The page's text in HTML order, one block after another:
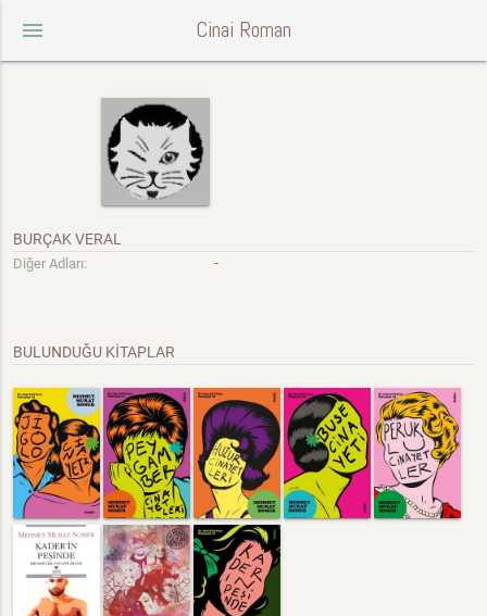
menu Cinai Roman
BURÇAK VERAL
Diğer Adları: -
BULUNDUĞU KİTAPLAR